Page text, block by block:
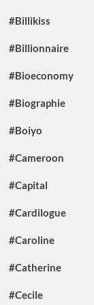
#Billikiss
#Billionnaire
#Bioeconomy
#Biographie
#Boiyo
#Cameroon
#Capital
#Cardilogue
#Caroline
#Catherine
#Cecile